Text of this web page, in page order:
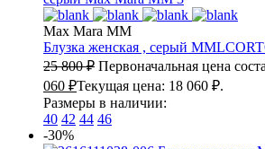
Max Mara MM
Блузка женская , серый
25 800₽ Первоначальная цена
060 ₽Текущая цена: 18 060 ₽.
Размеры в наличии:
40 42 44 46
-30%